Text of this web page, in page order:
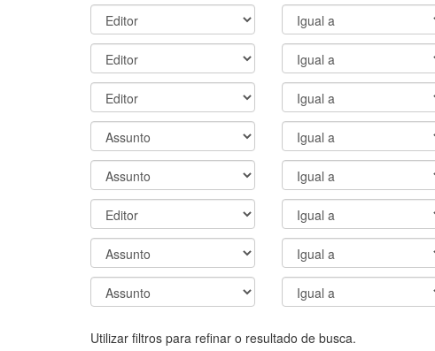
Utilizar filtros para refinar o resultado de busca.